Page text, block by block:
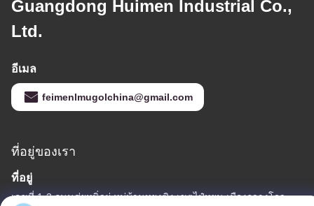
Guangdong Huimen Industrial Co.,
Ltd.
อีเมล
feimenlmugolchina@gmail.com
ที่อยู่ของเรา
ที่อยู่
เลขที่ 1-3 ถนนสุ่ยหนิ่วผู่ หมู่บ้านหยงซิง เขตไป๋หยุน เมืองกวางโจว